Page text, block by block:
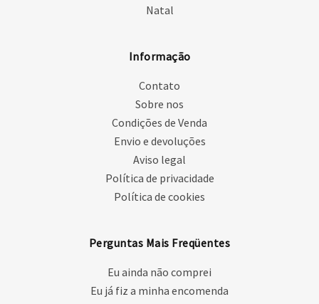
Natal
Informação
Contato
Sobre nos
Condições de Venda
Envio e devoluções
Aviso legal
Política de privacidade
Política de cookies
Perguntas Mais Freqüentes
Eu ainda não comprei
Eu já fiz a minha encomenda